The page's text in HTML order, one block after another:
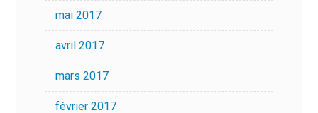
mai 2017
avril 2017
mars 2017
février 2017